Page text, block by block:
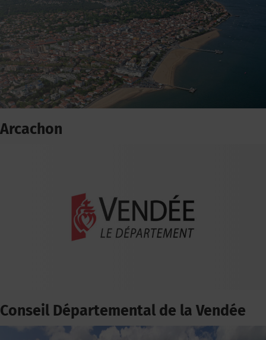
Arcachon
Conseil Départemental de la Vendée